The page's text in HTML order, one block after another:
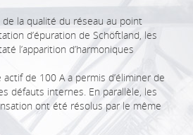
la qualité du réseau au point
d’épuration de Schöftland, les
l’apparition d’harmoniques
actif de 100 A a permis d’éliminer de
défauts internes. En parallèle, les
ont été résolus par le même